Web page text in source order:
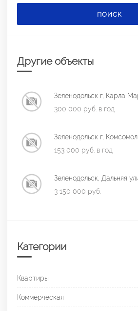
ПОИСК
Другие объекты
Зеленодольск г, Карла
300 000 руб. в год
Зеленодольск г,
153 000 руб. в год
Зеленодольск, Дальняя
3 150 000 руб.
Категории
Квартиры
Коммерческая